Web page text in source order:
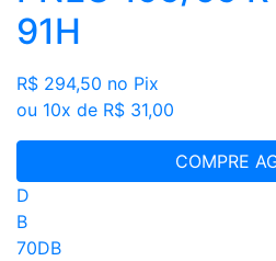
91H
R$ 294,50 no Pix
ou 10x de R$ 31,00
COMPRE
D
B
70DB